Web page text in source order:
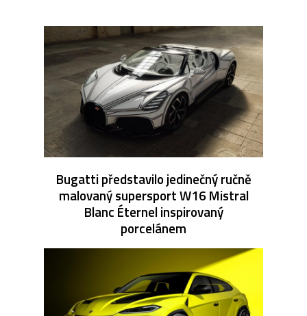
Bugatti představilo jedinečný ručně
malovaný supersport W16 Mistral
Blanc Éternel inspirovaný
porcelánem